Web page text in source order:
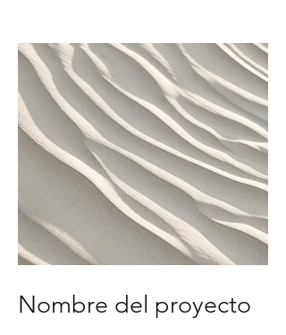
Nombre del proyecto